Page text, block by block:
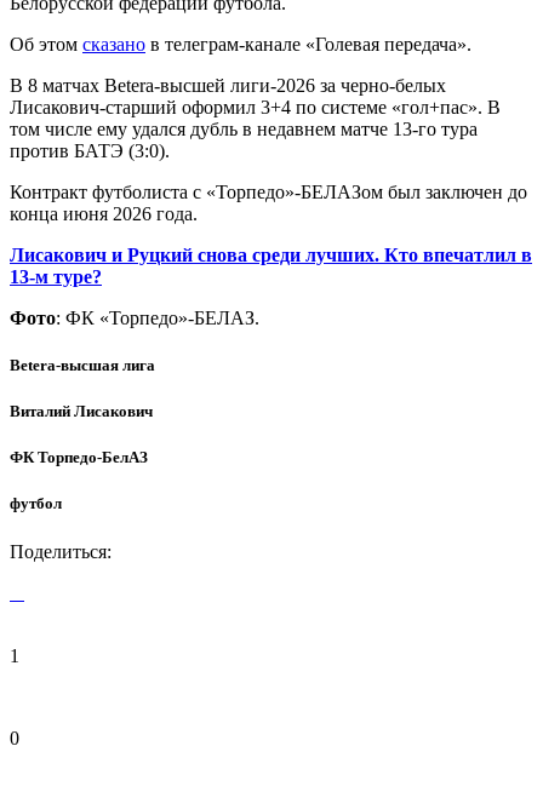
Об этом сказано в телеграм-канале «Голевая передача».
В 8 матчах Betera-высшей лиги-2026 за черно-белых
Лисакович-старший оформил 3+4 по системе «гол+пас». В
том числе ему удался дубль в недавнем матче 13-го тура
против БАТЭ (3:0).
Контракт футболиста с «Торпедо»-БЕЛАЗом был заключен до
конца июня 2026 года.
Лисакович и Руцкий снова среди лучших. Кто впечатлил в
13-м туре?
Фото: ФК «Торпедо»-БЕЛАЗ.
Betera-высшая лига
Виталий Лисакович
ФК Торпедо-БелАЗ
футбол
Поделиться:
1
0